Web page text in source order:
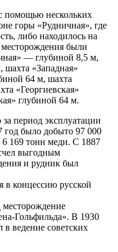
помощью нескольких
горы «Рудничная», где
либо находилось на
были
— глубиной 8,5 м,
«Западная»
64 м, шахта
«Георгиевская»
глубиной 64 м.
период эксплуатации
год было добыто 97 000
169 тонн меди. С 1887
выгодным
и рудник был
в концессию русской
месторождение
Гольфильда». В 1930
в ведение советских